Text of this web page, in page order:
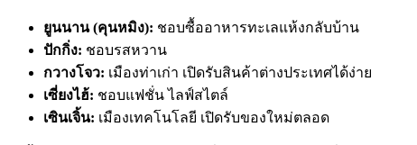
ยูนนาน (คุนหมิง): ชอบซื้ออาหารทะเลแห้งกลับบ้าน
ปักกิ่ง: ชอบรสหวาน
กวางโจว: เมืองท่าเก่า เปิดรับสินค้าต่างประเทศได้ง่าย
เซี่ยงไฮ้: ชอบแฟชั่น ไลฟ์สไตล์
เซินเจิ้น: เมืองเทคโนโลยี เปิดรับของใหม่ตลอด